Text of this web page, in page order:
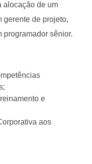
alocação de um
gerente de projeto,
programador sênior.
e
aos